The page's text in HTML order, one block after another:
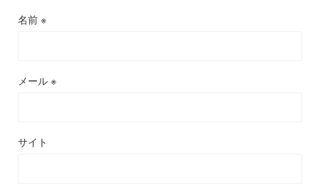
名前 ※
メール ※
サイト